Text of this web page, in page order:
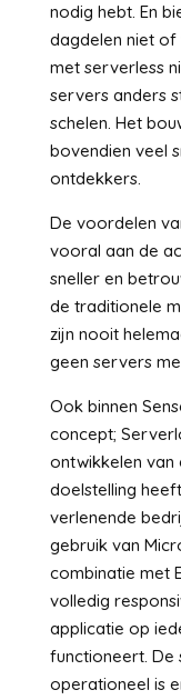
nodig hebt. En
dagdelen niet
met serverless
servers anders
schelen. Het
bovendien veel
ontdekkers.
De voordelen
vooral aan de
sneller en
de traditionele
zijn nooit
geen servers
Ook binnen
concept;
ontwikkelen van
doelstelling
verlenende
gebruik van
combinatie met
volledig
applicatie op
functioneert. De
operationeel is